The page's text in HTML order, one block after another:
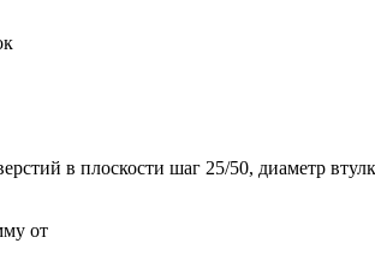
в плоскости шаг 25/50, диаметр
от